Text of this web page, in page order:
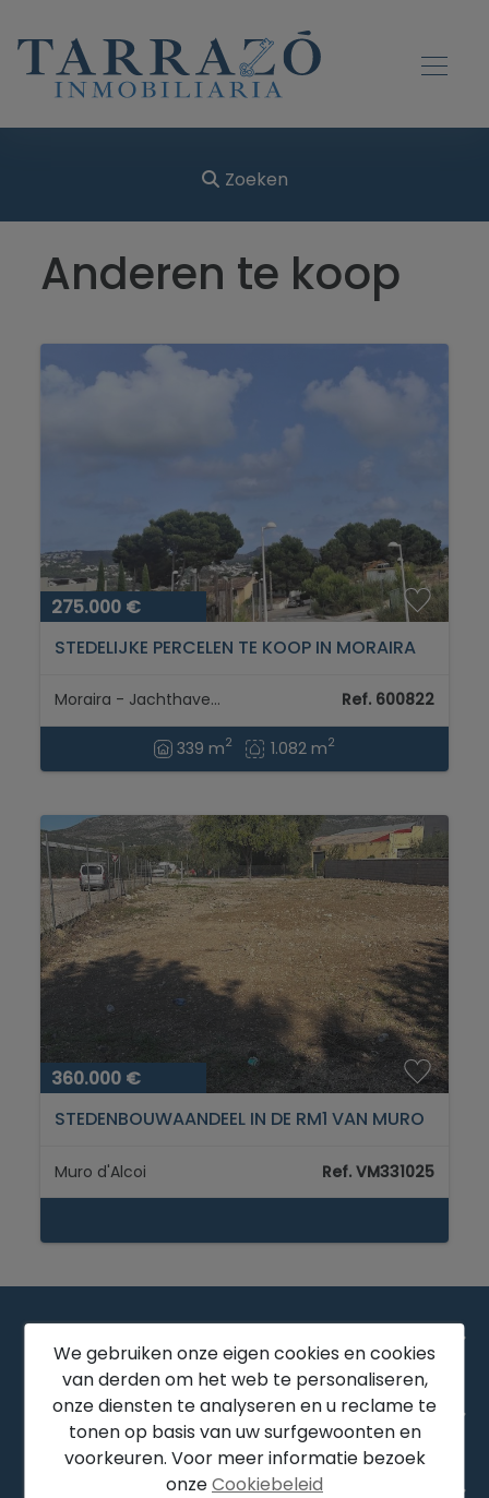
Zoeken
Anderen te koop
275.000 €
STEDELIJKE PERCELEN TE KOOP IN MORAIRA
Moraira - Jachthaven Alta Ref. 600822
339 m2 1.082 m2
360.000 €
STEDENBOUWAANDEEL IN DE RM1 VAN MURO
Muro d'Alcoi Ref. VM331025
BEDRIJF
WETTELIJK
We gebruiken onze eigen cookies en cookies
van derden om het web te personaliseren,
onze diensten te analyseren en u reclame te
tonen op basis van uw surfgewoonten en
voorkeuren. Voor meer informatie bezoek
onzeCookiebeleid